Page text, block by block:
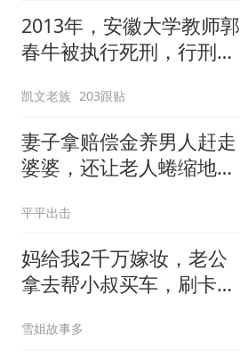
2013年，安徽大学教师郭
春牛被执行死刑，行刑前
凯文老族 203跟贴
妻子拿赔偿金养男人赶走
婆婆，还让老人蜷缩地下
平平出击
妈给我2千万嫁妆，老公
拿去帮小叔买车，刷卡时
雪姐故事多